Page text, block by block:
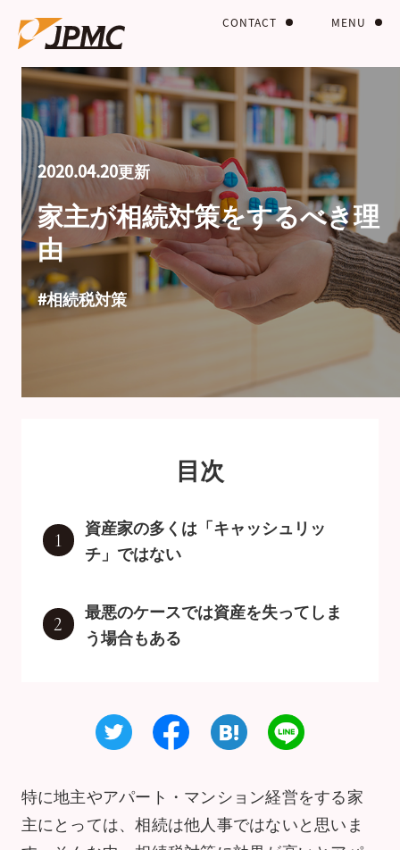
MENU
CONTACT
2020.04.20更新
家主が相続対策をするべき理
由
#相続税対策
目次
1
資産家の多くは「キャッシュリッ
チ」ではない
2
最悪のケースでは資産を失ってしま
う場合もある
特に地主やアパート・マンション経営をする家
主にとっては、相続は他人事ではないと思いま